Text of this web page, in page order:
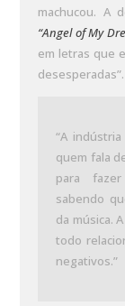
machucou. A
“Angel of My
em letras que
desesperadas”.
“A
quem fala
para
sabendo
da música.
todo
negativos.”